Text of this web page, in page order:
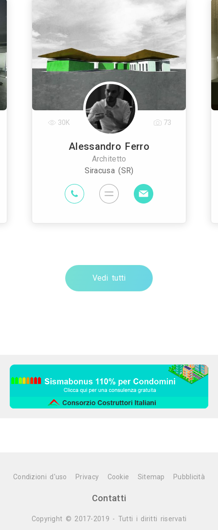
Alessandro Ferro
Architetto
Siracusa (SR)
30K 73
Vedi tutti
Condizioni d'uso Privacy Cookie Sitemap Pubblicità
Contatti
Copyright © 2017-2019 - Tutti i diritti riservati